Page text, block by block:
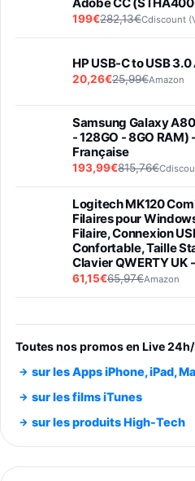
199€282,13€Cdiscount
HP USB-C to USB
20,26€25,99€Amazon
Samsung Galaxy
- 128GO - 8GO RAM)
Française
193,99€815,76€
Logitech MK120
Filaires pour
Filaire, Connexion
Confortable, Taille
Clavier QWERTY UK
61,15€65,97€Amazon
entraénement
trs/min) avec pre-
Smartphone
891,99€1199€Fnac
Smartphone
Toutes nos promos en Live
sur les Apps iPhone, iPad,
sur les films iTunes
sur les produits High-Tech